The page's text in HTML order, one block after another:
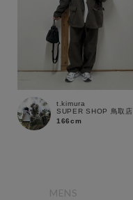
t.kimura
SUPER SHOP 鳥取店
166cm
MENS